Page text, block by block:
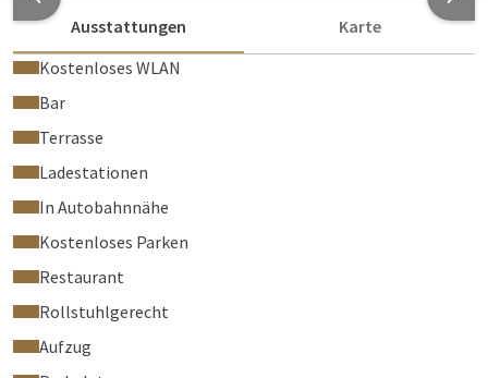
Ausstattungen
Karte
Kostenloses WLAN
Bar
Terrasse
Ladestationen
In Autobahnnähe
Kostenloses Parken
Restaurant
Rollstuhlgerecht
Aufzug